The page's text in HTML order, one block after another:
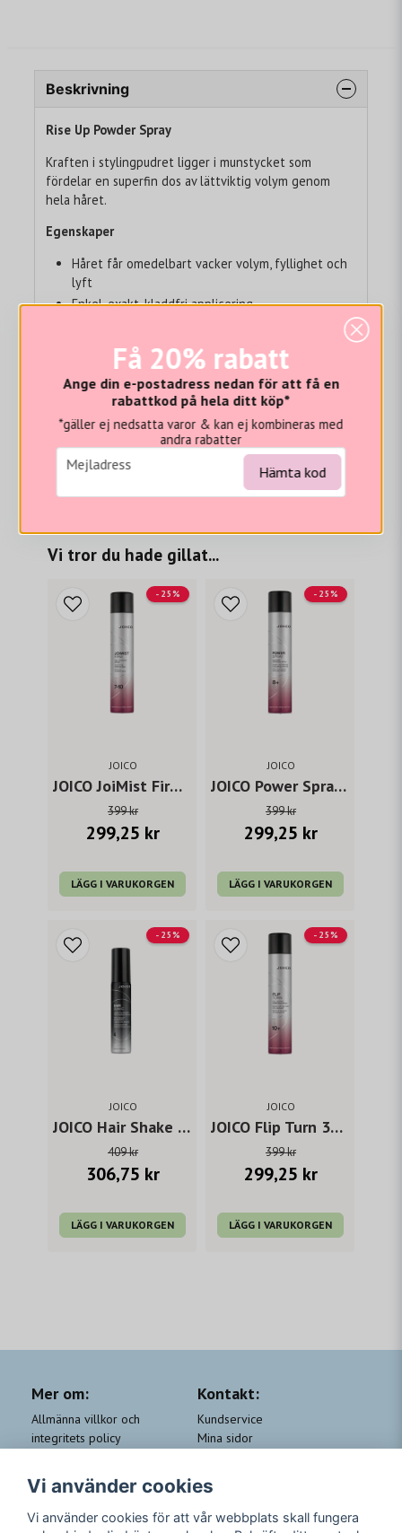
Vi tror du hade gillat...
JOICO
JOICO JoiMist Firm 350 ml
399 kr
299,25 kr
LÄGG I VARUKORGEN
- 25%
JOICO
JOICO Power Spray 345 ml
399 kr
299,25 kr
LÄGG I VARUKORGEN
- 25%
JOICO
JOICO Hair Shake 150 ml
409 kr
306,75 kr
LÄGG I VARUKORGEN
- 25%
JOICO
JOICO Flip Turn 325 ml
399 kr
299,25 kr
LÄGG I VARUKORGEN
- 25%
Beskrivning
Rise Up Powder Spray
Kraften i stylingpudret ligger i munstycket som
fördelar en superfin dos av lättviktig volym genom
hela håret.
Egenskaper
Håret får omedelbart vacker volym, fyllighet och
lyft
Enkel, exakt, kladdfri applicering
Skyddar mot föroreningar*
ANVÄNDNING:
Applicera direkt vid hårbotten och/eller genom
hela håret för omedelbar volym och lätt textur.
Andas inte in.
Undvik kontakt med ögon.
Få 20% rabatt
Ange din e-postadress nedan för att få en
rabattkod på hela ditt köp*
*gäller ej nedsatta varor & kan ej kombineras med
andra rabatter
email
Mejladress Hämta kod
Mer om:
Allmänna villkor och
integritets policy
QA
Kundklubb Beauty for you
Kontakt:
Kundservice
Mina sidor
Returer
Trygga Betalningar
Vi använder cookies
Vi använder cookies för att vår webbplats skall fungera